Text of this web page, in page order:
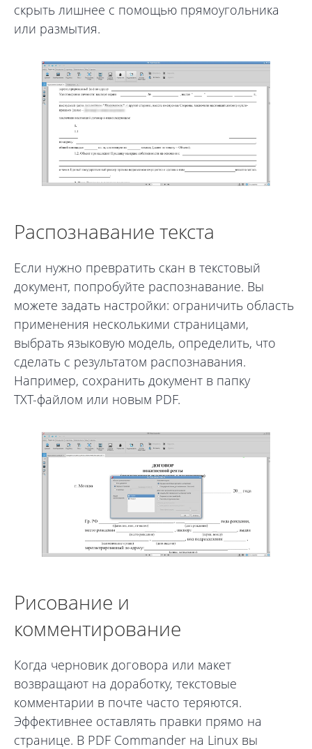
скрыть лишнее с помощью прямоугольника
или размытия.
Распознавание текста
Если нужно превратить скан в текстовый
документ, попробуйте распознавание. Вы
можете задать настройки: ограничить область
применения несколькими страницами,
выбрать языковую модель, определить, что
сделать с результатом распознавания.
Например, сохранить документ в папку
TXT-файлом или новым PDF.
Рисование и
комментирование
Когда черновик договора или макет
возвращают на доработку, текстовые
комментарии в почте часто теряются.
Эффективнее оставлять правки прямо на
странице. В PDF Commander на Linux вы